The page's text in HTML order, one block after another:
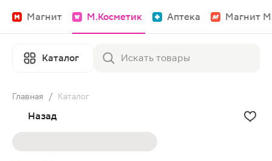
Магнит М.Косметик Аптека Магнит
Каталог
Главная / Каталог
Назад